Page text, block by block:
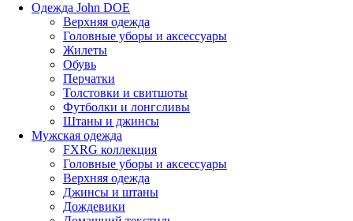
Одежда John DOE
Верхняя одежда
Головные уборы и аксессуары
Жилеты
Обувь
Перчатки
Толстовки и свитшоты
Футболки и лонгсливы
Штаны и джинсы
Мужская одежда
FXRG коллекция
Головные уборы и аксессуары
Верхняя одежда
Джинсы и штаны
Дождевики